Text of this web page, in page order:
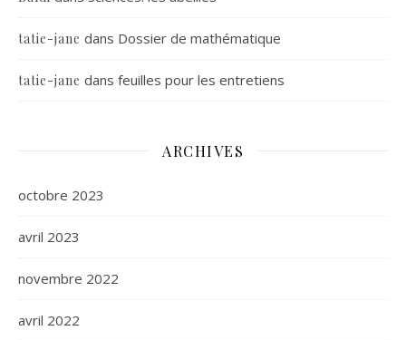
tatie-jane dans Dossier de mathématique
tatie-jane dans feuilles pour les entretiens
ARCHIVES
octobre 2023
avril 2023
novembre 2022
avril 2022